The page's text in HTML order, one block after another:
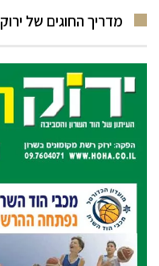
מדריך החוגים של ירוק